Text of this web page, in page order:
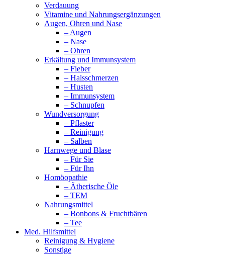
Verdauung
Vitamine und Nahrungsergänzungen
Augen, Ohren und Nase
– Augen
– Nase
– Ohren
Erkältung und Immunsystem
– Fieber
– Halsschmerzen
– Husten
– Immunsystem
– Schnupfen
Wundversorgung
– Pflaster
– Reinigung
– Salben
Harnwege und Blase
– Für Sie
– Für Ihn
Homöopathie
– Ätherische Öle
– TEM
Nahrungsmittel
– Bonbons & Fruchtbären
– Tee
Med. Hilfsmittel
Reinigung & Hygiene
Sonstige